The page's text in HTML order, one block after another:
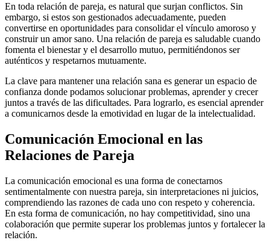
En toda relación de pareja, es natural que surjan conflictos. Sin
embargo, si estos son gestionados adecuadamente, pueden
convertirse en oportunidades para consolidar el vínculo amoroso y
construir un amor sano. Una relación de pareja es saludable cuando
fomenta el bienestar y el desarrollo mutuo, permitiéndonos ser
auténticos y respetarnos mutuamente.
La clave para mantener una relación sana es generar un espacio de
confianza donde podamos solucionar problemas, aprender y crecer
juntos a través de las dificultades. Para lograrlo, es esencial aprender
a comunicarnos desde la emotividad en lugar de la intelectualidad.
Comunicación Emocional en las
Relaciones de Pareja
La comunicación emocional es una forma de conectarnos
sentimentalmente con nuestra pareja, sin interpretaciones ni juicios,
comprendiendo las razones de cada uno con respeto y coherencia.
En esta forma de comunicación, no hay competitividad, sino una
colaboración que permite superar los problemas juntos y fortalecer la
relación.